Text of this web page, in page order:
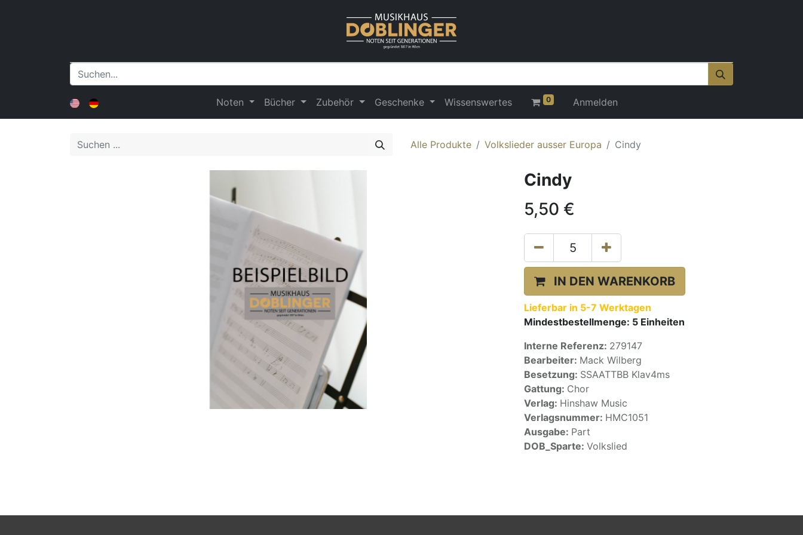
Noten Bücher Zubehör Geschenke Wissenswertes 0 Anmelden
Alle Produkte Volkslieder ausser Europa Cindy
Cindy
5,50 €
IN DEN WARENKORB
Lieferbar in 5-7 Werktagen
Mindestbestellmenge: 5 Einheiten
Interne Referenz: 279147
Bearbeiter: Mack Wilberg
Besetzung: SSAATTBB Klav4ms
Gattung: Chor
Verlag: Hinshaw Music
Verlagsnummer: HMC1051
Ausgabe: Part
DOB_Sparte: Volkslied